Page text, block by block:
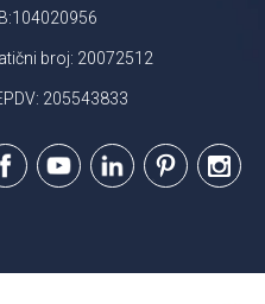
broj: 20072512
205543833